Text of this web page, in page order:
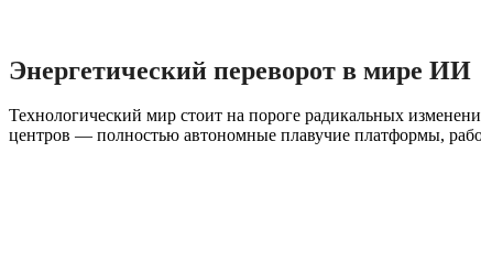
Энергетический переворот в мире ИИ
Технологический мир стоит на пороге радикальных
центров — полностью автономные плавучие платформы,